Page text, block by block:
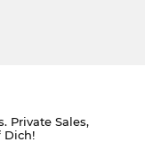
Private Sales,
Dich!